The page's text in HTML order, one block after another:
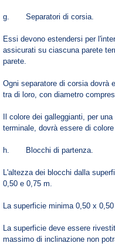
g. Separatori di corsia.
Essi devono estendersi per
assicurati su ciascuna parete
parete.
Ogni separatore di corsia dovrà
tra di loro, con diametro
Il colore dei galleggianti, per
terminale, dovrà essere di
h. Blocchi di partenza.
L'altezza dei blocchi dalla
0,50 e 0,75 m.
La superficie minima 0,50 x
La superficie deve essere
massimo di inclinazione non